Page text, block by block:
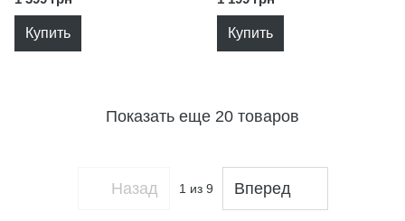
Купить Купить
Показать еще 20 товаров
Назад 1 из 9 Вперед